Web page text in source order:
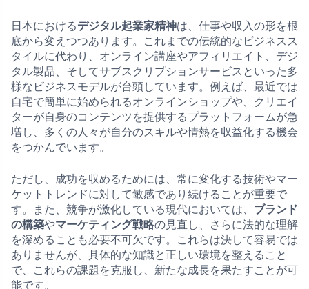
日本におけるデジタル起業家精神は、仕事や収入の形を根
底から変えつつあります。これまでの伝統的なビジネスス
タイルに代わり、オンライン講座やアフィリエイト、デジ
タル製品、そしてサブスクリプションサービスといった多
様なビジネスモデルが台頭しています。例えば、最近では
自宅で簡単に始められるオンラインショップや、クリエイ
ターが自身のコンテンツを提供するプラットフォームが急
増し、多くの人々が自分のスキルや情熱を収益化する機会
をつかんでいます。
ただし、成功を収めるためには、常に変化する技術やマー
ケットトレンドに対して敏感であり続けることが重要で
す。また、競争が激化している現代においては、 ブランド
の構築やマーケティング戦略の見直し、さらに法的な理解
を深めることも必要不可欠です。これらは決して容易では
ありませんが、具体的な知識と正しい環境を整えること
で、これらの課題を克服し、新たな成長を果たすことが可
能です。